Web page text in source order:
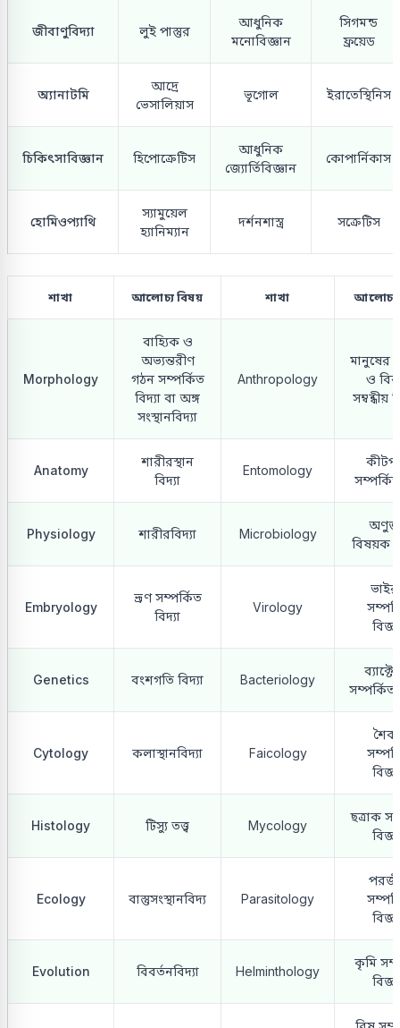
জীবাণুবিদ্যা লুই পাস্তুর
আধুনিক
মনোবিজ্ঞান
সিগমন্ড
ফ্রয়েড
অ্যানাটমি
আদ্রে
ভেসালিয়াস
ভূগোল ইরাতেস্থিনিস
চিকিৎসাবিজ্ঞান হিপোক্রেটিস
আধুনিক
জ্যোর্তিবিজ্ঞান
কোপার্নিকাস
হোমিওপ্যাথি
স্যামুয়েল
হ্যানিম্যান
দর্শনশাস্ত্র সক্রেটিস
শাখা আলোচ্য বিষয় শাখা আলোচ্য
Morphology
বাহ্যিক ও
অভ্যন্তরীণ
গঠন সম্পর্কিত
বিদ্যা বা অঙ্গ
সংস্থানবিদ্যা
Anthropology
মানুষের
ও
সম্বন্ধীয়
Anatomy
শারীরস্থান
বিদ্যা
Entomology
Physiology শারীরবিদ্যা Microbiology
বিষয়ক
Embryology
ভ্রূণ সম্পর্কিত
বিদ্যা
Virology
Genetics বংশগতি বিদ্যা Bacteriology
Cytology কলাস্থানবিদ্যা Faicology
Histology টিস্যু তত্ত্ব Mycology
ছত্রাক
Ecology বাস্তুসংস্থানবিদ্য Parasitology
Evolution বিবর্তনবিদ্যা Helminthology
কৃমি